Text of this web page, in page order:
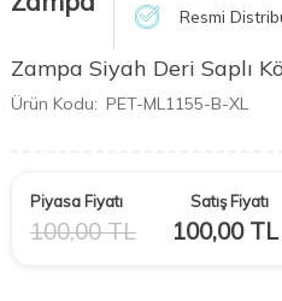
Resmi
Zampa Siyah Deri Saplı
Ürün Kodu: PET-ML1155-B-XL
Piyasa Fiyatı
100,00TL
Satış Fiyatı
100,00TL